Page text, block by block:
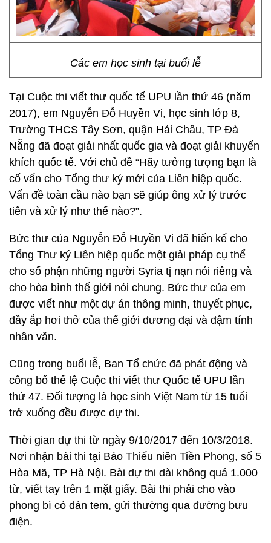
Các em học sinh tại buổi lễ
Tại Cuộc thi viết thư quốc tế UPU lần thứ 46 (năm
2017), em Nguyễn Đỗ Huyền Vi, học sinh lớp 8,
Trường THCS Tây Sơn, quận Hải Châu, TP Đà
Nẵng đã đoạt giải nhất quốc gia và đoạt giải khuyến
khích quốc tế. Với chủ đề “Hãy tưởng tượng bạn là
cố vấn cho Tổng thư ký mới của Liên hiệp quốc.
Vấn đề toàn cầu nào bạn sẽ giúp ông xử lý trước
tiên và xử lý như thế nào?”.
Bức thư của Nguyễn Đỗ Huyền Vi đã hiến kế cho
Tổng Thư ký Liên hiệp quốc một giải pháp cụ thể
cho số phận những người Syria tị nạn nói riêng và
cho hòa bình thế giới nói chung. Bức thư của em
được viết như một dự án thông minh, thuyết phục,
đầy ắp hơi thở của thế giới đương đại và đậm tính
nhân văn.
Cũng trong buổi lễ, Ban Tổ chức đã phát động và
công bố thể lệ Cuộc thi viết thư Quốc tế UPU lần
thứ 47. Đối tượng là học sinh Việt Nam từ 15 tuổi
trở xuống đều được dự thi.
Thời gian dự thi từ ngày 9/10/2017 đến 10/3/2018.
Nơi nhận bài thi tại Báo Thiếu niên Tiền Phong, số 5
Hòa Mã, TP Hà Nội. Bài dự thi dài không quá 1.000
từ, viết tay trên 1 mặt giấy. Bài thi phải cho vào
phong bì có dán tem, gửi thường qua đường bưu
điện.